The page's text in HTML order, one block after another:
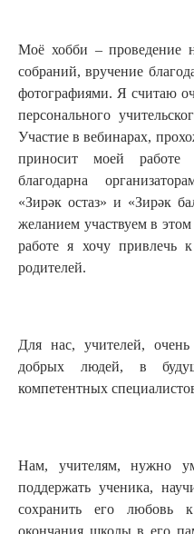
Моё хобби – проведение
собраний, вручение
фотографиями. Я считаю
персонального
Участие в вебинарах,
приносит моей
благодарна
«Зирәк остаз» и «Зирәк
желанием участвуем в
работе я хочу привлечь
родителей.
Для нас, учителей,
добрых людей, в
компетентных
Нам, учителям, нужно
поддержать ученика,
сохранить его любовь
окончания школы в его